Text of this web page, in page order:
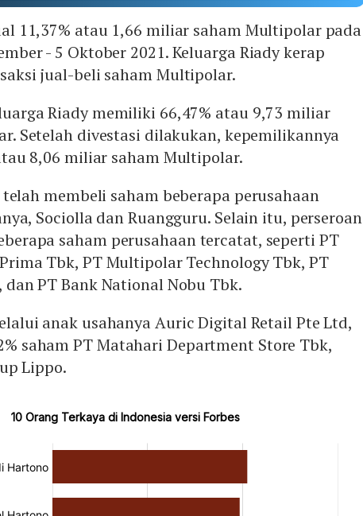
11,37% atau 1,66 miliar saham Multipolar pada
- 5 Oktober 2021. Keluarga Riady kerap
jual-beli saham Multipolar.
Riady memiliki 66,47% atau 9,73 miliar
Setelah divestasi dilakukan, kepemilikannya
8,06 miliar saham Multipolar.
membeli saham beberapa perusahaan
Sociolla dan Ruangguru. Selain itu, perseroan
saham perusahaan tercatat, seperti PT
Tbk, PT Multipolar Technology Tbk, PT
PT Bank National Nobu Tbk.
anak usahanya Auric Digital Retail Pte Ltd,
saham PT Matahari Department Store Tbk,
Lippo.